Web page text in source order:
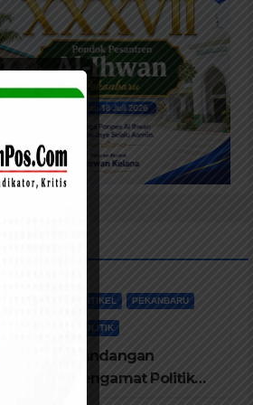
List
ARTIKEL PEKANBARU
POLITIK
Pandangan
Pengamat Politik